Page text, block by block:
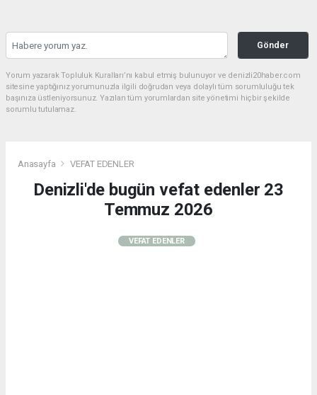
Gönder
Yorum yazarak Topluluk Kuralları’nı kabul etmiş bulunuyor ve denizli20haber.com
sitesine yaptığınız yorumunuzla ilgili doğrudan veya dolaylı tüm sorumluluğu tek
başınıza üstleniyorsunuz. Yazılan tüm yorumlardan site yönetimi hiçbir şekilde
sorumlu tutulamaz.
Anasayfa VEFAT EDENLER
Denizli'de bugün vefat edenler 23
Temmuz 2026
VEFAT EDENLER